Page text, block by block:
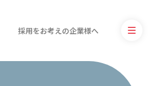
採用をお考えの企業様へ